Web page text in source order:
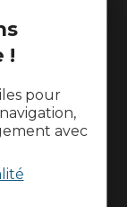
!
pour
avec